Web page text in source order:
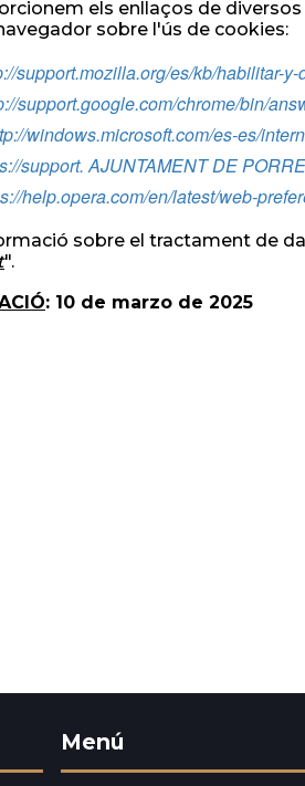
els enllaços de
sobre l'ús de cookies:
support.mozilla.org/es/kb/habilitar-
support.google.com/chrome/bin/
windows.microsoft.com/es-es/
support. AJUNTAMENT DE
help.opera.com/en/latest/web-
sobre el tractament de
".
: 10 de marzo de 2025
Menú